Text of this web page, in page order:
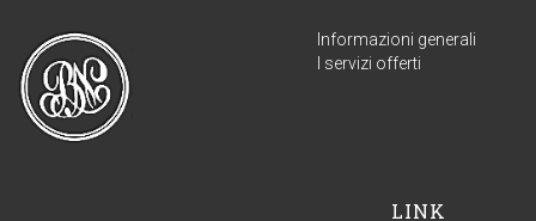
Informazioni generali
I servizi offerti
LINK